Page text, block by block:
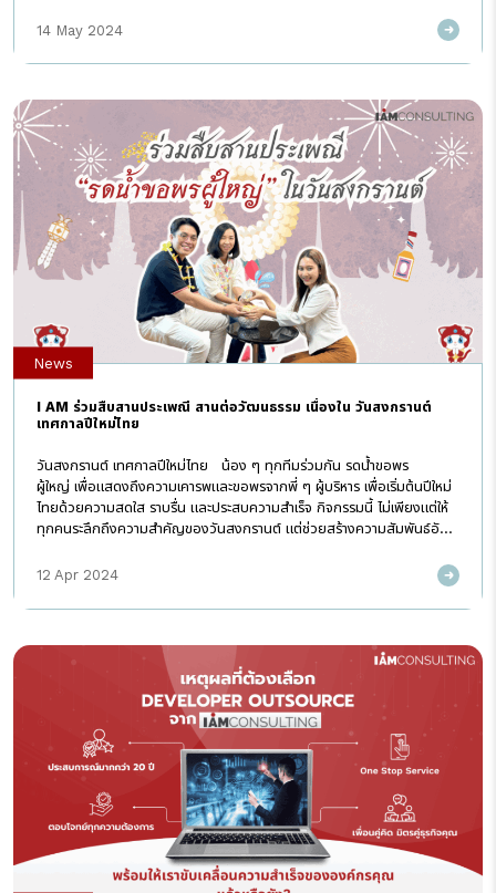
Deglobalization โดยทางผู้จัดงานได้ให้เกียรติ คุุณกริช วิโรจน์สายลี
เปลี่ยนแปลงวิธีการทำงานในแวดวงอุตสาหกรรมต่าง ๆ ในปัจจุบัน และได้ยก
ตัวอย่างเทคโนโลยีที่มีอัตราการเติบโตในการประยุกต์ใช้อย่างรวดเร็วและแพร่
หลายในปัจจุบัน ได้แก่ AI (Artificial Intelligence), […]
14 May 2024
I AM ร่วมสืบสานประเพณี สานต่อวัฒนธรรม เนื่องใน วันสงกรานต์
เทศกาลปีใหม่ไทย
วันสงกรานต์ เทศกาลปีใหม่ไทย น้อง ๆ ทุกทีมร่วมกัน รดน้ำขอพร
ผู้ใหญ่ เพื่อแสดงถึงความเคารพและขอพรจากพี่ ๆ ผู้บริหาร เพื่อเริ่มต้นปีใหม่
ไทยด้วยความสดใส ราบรื่น และประสบความสำเร็จ กิจกรรมนี้ ไม่เพียงแต่ให้
ทุกคนระลึกถึงความสำคัญของวันสงกรานต์ แต่ช่วยสร้างความสัมพันธ์อันดี
ทำงาน แต่เป็นพื้นที่ที่ทุกคนได้ร่วมสร้างประสบการณ์ดี ๆ เรียนรู้และเติบโตไป
ความสุข สนุกสนาน และเดินทางปลอดภัย สุขสันต์วันสงกรานต์นะคะ
News
12 Apr 2024